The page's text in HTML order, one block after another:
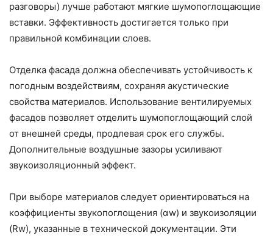
разговоры) лучше работают мягкие шумопоглощающие
вставки. Эффективность достигается только при
правильной комбинации слоев.
Отделка фасада должна обеспечивать устойчивость к
погодным воздействиям, сохраняя акустические
свойства материалов. Использование вентилируемых
фасадов позволяет отделить шумопоглощающий слой
от внешней среды, продлевая срок его службы.
Дополнительные воздушные зазоры усиливают
звукоизоляционный эффект.
При выборе материалов следует ориентироваться на
коэффициенты звукопоглощения (αw) и звукоизоляции
(Rw), указанные в технической документации. Эти